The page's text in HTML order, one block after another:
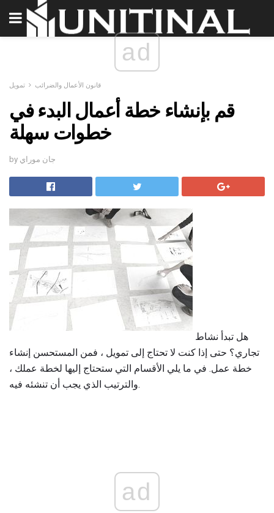
ad
قانون الأعمال والضرائب تمويل
قم بإنشاء خطة أعمال البدء في
خطوات سهلة
by جان موراي
تجاري؟ حتى إذا كنت لا تحتاج إلى تمويل ، فمن المستحسن إنشاء
خطة عمل. في ما يلي الأقسام التي ستحتاج إليها لخطة عملك ،
والترتيب الذي يجب أن تنشئه فيه.
ad